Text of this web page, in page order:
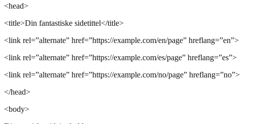
<head>
<title>Din fantastiske sidetittel</title>
<link rel=”alternate” href=”https://example.com/en/page” hreflang=”en”>
<link rel=”alternate” href=”https://example.com/es/page” hreflang=”es”>
<link rel=”alternate” href=”https://example.com/no/page” hreflang=”no”>
</head>
<body>